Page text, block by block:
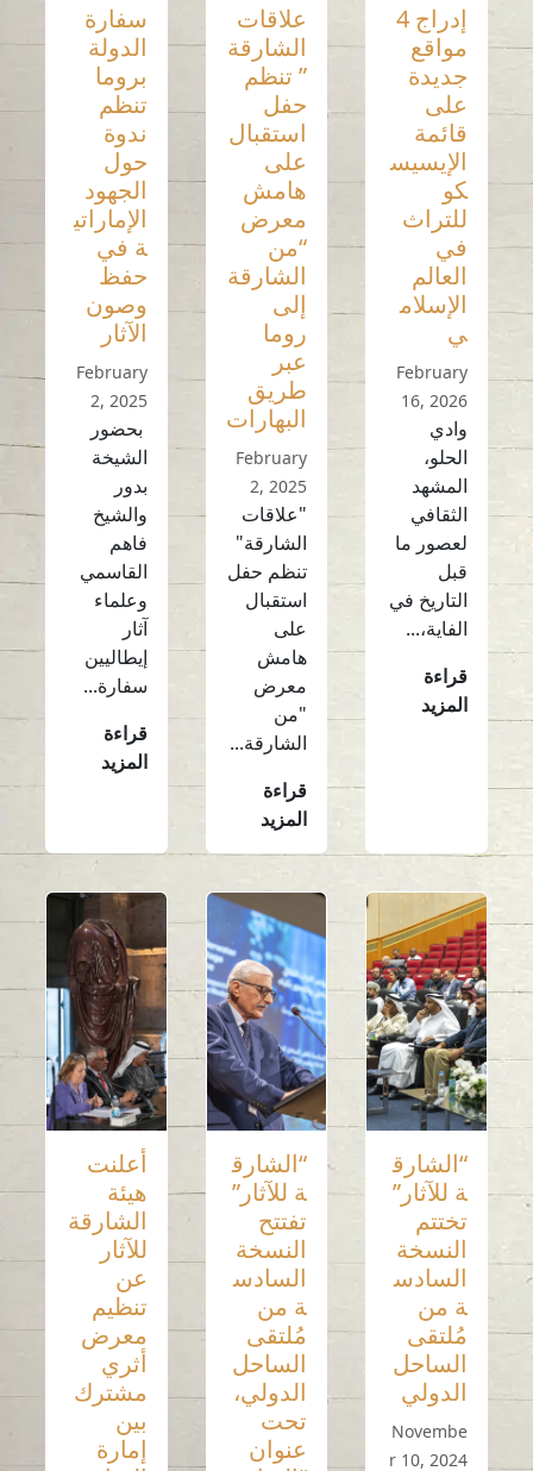
إدراج 4
مواقع
جديدة
على
قائمة
الإيسيس
كو
للتراث
في
العالم
الإسلام
ي
February
16, 2026
وادي
الحلو،
المشهد
الثقافي
لعصور ما
قبل
التاريخ في
الفاية،...
قراءة
المزيد
علاقات
الشارقة
” تنظم
حفل
استقبال
على
هامش
معرض
“من
الشارقة
إلى
روما
عبر
طريق
البهارات
February
2, 2025
"علاقات
الشارقة"
تنظم حفل
استقبال
على
هامش
معرض
"من
الشارقة...
قراءة
المزيد
سفارة
الدولة
بروما
تنظم
ندوة
حول
الجهود
الإماراتي
ة في
حفظ
وصون
الآثار
February
2, 2025
بحضور
الشيخة
بدور
والشيخ
فاهم
القاسمي
وعلماء
آثار
إيطاليين
سفارة...
قراءة
المزيد
“الشارق
ة للآثار”
تختتم
النسخة
السادس
ة من
مُلتقى
الساحل
الدولي
Novembe
r 10, 2024
“الشارق
ة للآثار”
تفتتح
النسخة
السادس
ة من
مُلتقى
الساحل
الدولي،
تحت
عنوان
أعلنت
هيئة
الشارقة
للآثار
عن
تنظيم
معرض
أثري
مشترك
بين
إمارة